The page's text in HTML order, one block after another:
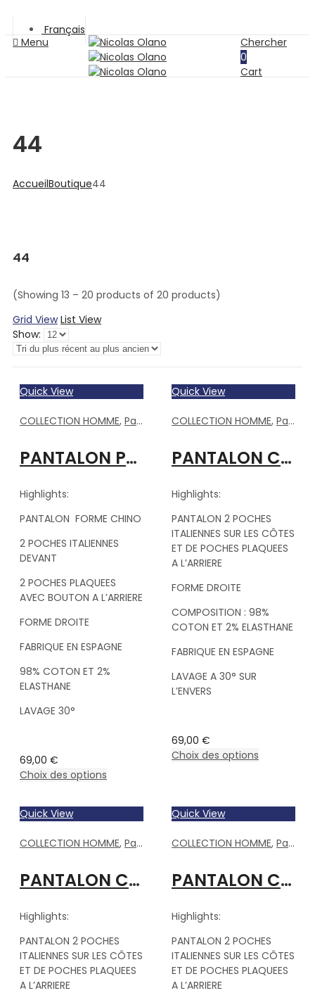
Français
Menu
Chercher
0
Cart
44
AccueilBoutique44
44
(Showing 13 – 20 products of 20 products)
Grid View List View
Show:
Quick View
COLLECTION HOMME, Pantalons Homme
PANTALON P840 050 BLANC
Highlights:
PANTALON FORME CHINO
2 POCHES ITALIENNES
DEVANT
2 POCHES PLAQUEES
AVEC BOUTON A L’ARRIERE
FORME DROITE
FABRIQUE EN ESPAGNE
98% COTON ET 2%
ELASTHANE
LAVAGE 30°
69,00 €
Choix des options
Quick View
COLLECTION HOMME, Pantalons Homme
PANTALON CHINO BRIQUE
Highlights:
PANTALON 2 POCHES
ITALIENNES SUR LES CÔTES
ET DE POCHES PLAQUEES
A L’ARRIERE
FORME DROITE
COMPOSITION : 98%
COTON ET 2% ELASTHANE
FABRIQUE EN ESPAGNE
LAVAGE A 30° SUR
L’ENVERS
69,00 €
Choix des options
Quick View
COLLECTION HOMME, Pantalons Homme
PANTALON CHINO CAMEL
Highlights:
PANTALON 2 POCHES
ITALIENNES SUR LES CÔTES
ET DE POCHES PLAQUEES
A L’ARRIERE
Quick View
COLLECTION HOMME, Pantalons Homme
PANTALON CHINO NOIR
Highlights:
PANTALON 2 POCHES
ITALIENNES SUR LES CÔTES
ET DE POCHES PLAQUEES
A L’ARRIERE